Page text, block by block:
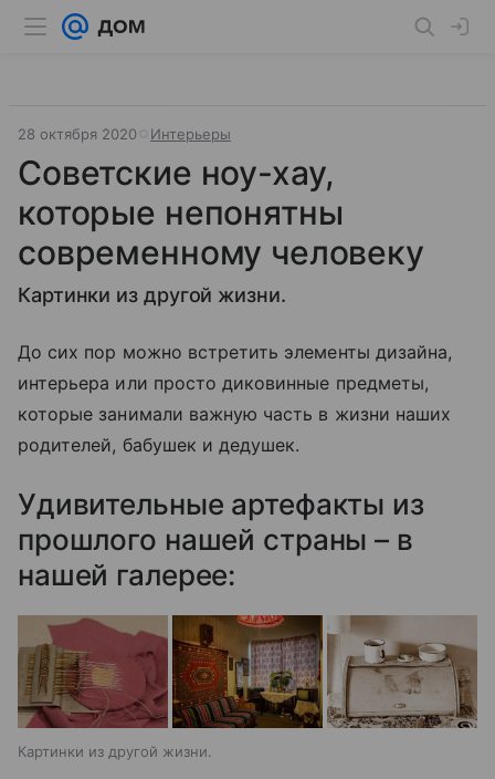
28 октября 2020 Интерьеры
Советские ноу-хау,
которые непонятны
современному человеку
Картинки из другой жизни.
До сих пор можно встретить элементы дизайна,
интерьера или просто диковинные предметы,
которые занимали важную часть в жизни наших
родителей, бабушек и дедушек.
Удивительные артефакты из
прошлого нашей страны – в
нашей галерее:
Картинки из другой жизни.